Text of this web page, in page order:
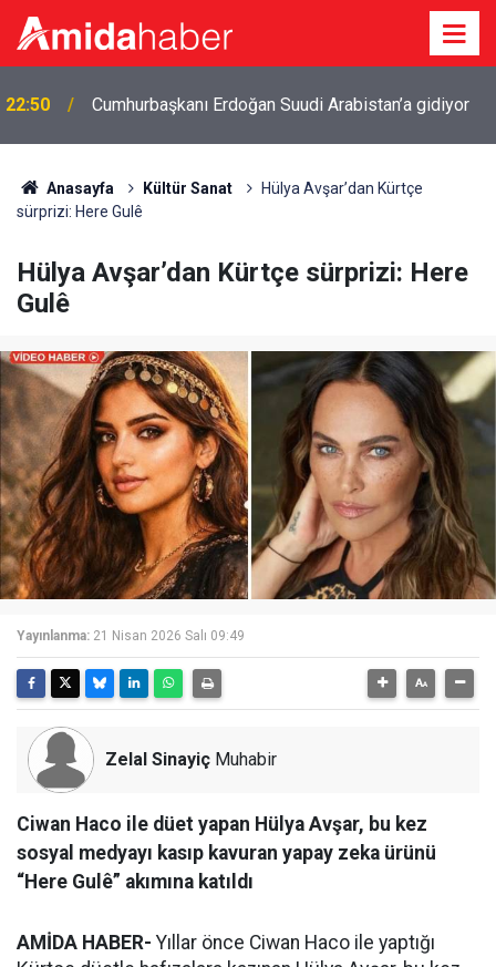
22:50 Cumhurbaşkanı Erdoğan Suudi Arabistan’a gidiyor
Anasayfa Kültür Sanat
Hülya Avşar’dan Kürtçe
sürprizi: Here Gulê
Hülya Avşar’dan Kürtçe sürprizi: Here
Gulê
Yayınlanma: 21 Nisan 2026 Salı 09:49
Zelal Sinayiç Muhabir
Ciwan Haco ile düet yapan Hülya Avşar, bu kez
sosyal medyayı kasıp kavuran yapay zeka ürünü
“Here Gulê” akımına katıldı
AMİDA HABER- Yıllar önce Ciwan Haco ile yaptığı